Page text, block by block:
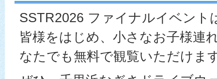
SSTR2026 ファイナルイベント
皆様をはじめ、小さなお子様連
なたでも無料で観覧いただけま